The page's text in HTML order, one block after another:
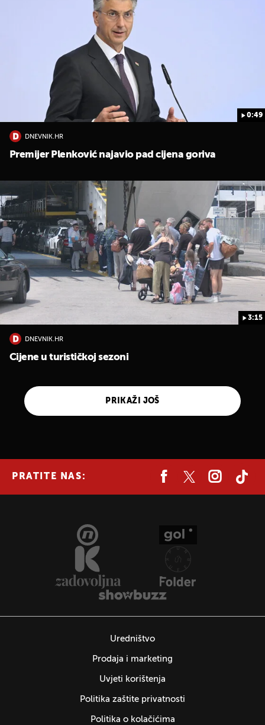
0:49
DNEVNIK.HR
Premijer Plenković najavio pad cijena goriva
3:15
DNEVNIK.HR
Cijene u turističkoj sezoni
PRIKAŽI JOŠ
PRATITE NAS:
Uredništvo
Prodaja i marketing
Uvjeti korištenja
Politika zaštite privatnosti
Politika o kolačićima